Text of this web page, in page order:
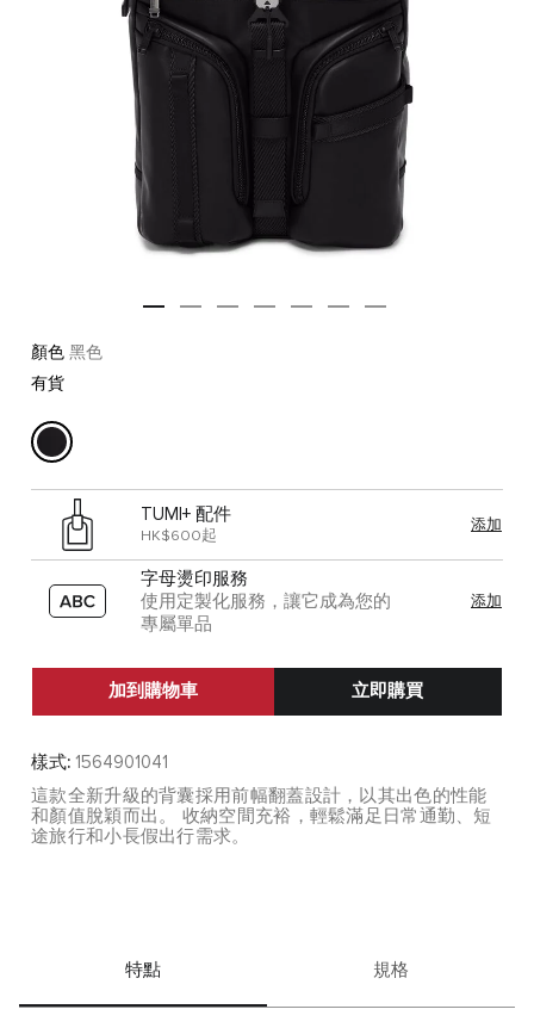
顏色 黑色
有貨
TUMI+ 配件
HK$600起
添加
字母燙印服務
使用定製化服務，讓它成為您的
專屬單品
添加
加到購物車 立即購買
樣式: 1564901041
這款全新升級的背囊採用前幅翻蓋設計，以其出色的性能
和顏值脫穎而出。 收納空間充裕，輕鬆滿足日常通勤、短
途旅行和小長假出行需求。
特點 規格